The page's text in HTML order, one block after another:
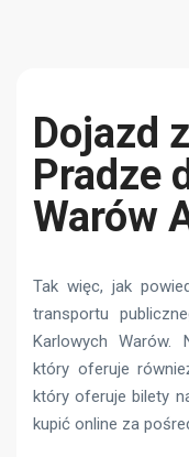
Dojazd
Pradze
Warów
Tak więc, jak
transportu
Karlowych Warów.
który oferuje
który oferuje bilety
kupić online za